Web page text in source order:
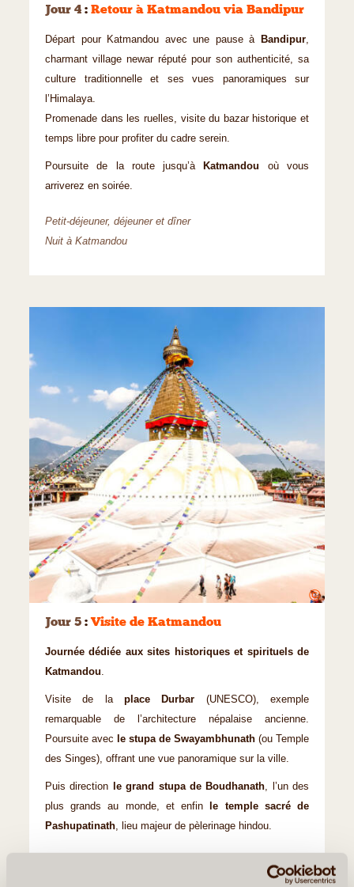
Jour 4 : Retour à Katmandou via Bandipur
Départ pour Katmandou avec une pause à Bandipur,
charmant village newar réputé pour son authenticité, sa
culture traditionnelle et ses vues panoramiques sur
l’Himalaya.
Promenade dans les ruelles, visite du bazar historique et
temps libre pour profiter du cadre serein.
Poursuite de la route jusqu’à Katmandou
où vous
arriverez en soirée.
Petit-déjeuner, déjeuner et dîner
Nuit à Katmandou
©
Jour 5 : Visite de Katmandou
Journée dédiée aux sites historiques et spirituels de
Katmandou.
Visite de la place Durbar (UNESCO), exemple
remarquable de l’architecture népalaise ancienne.
Poursuite avec
le stupa de Swayambhunath (ou Temple
des Singes), offrant une vue panoramique sur la ville.
Puis direction le grand stupa de Boudhanath, l’un des
plus grands au monde, et enfin
le temple sacré de
Pashupatinath, lieu majeur de pèlerinage hindou.